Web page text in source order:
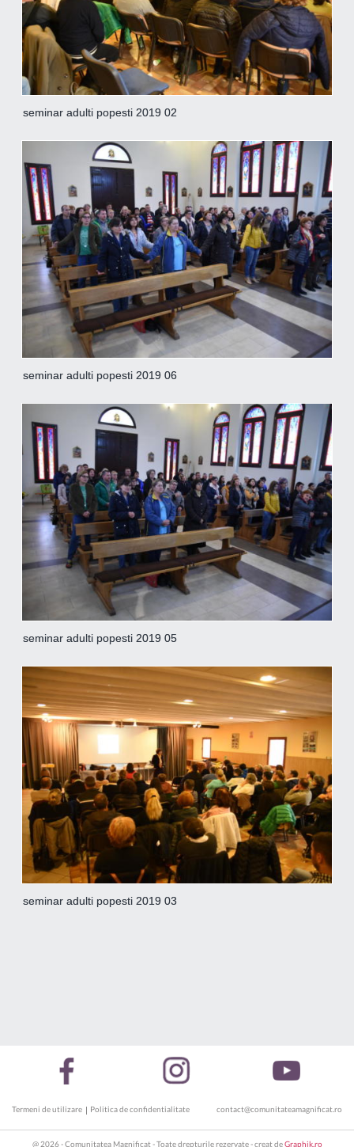
seminar adulti popesti 2019 02
seminar adulti popesti 2019 06
seminar adulti popesti 2019 05
seminar adulti popesti 2019 03
Termeni de utilizare Politica de confidentialitate contact@comunitateamagnificat.ro
@ 2026 - Comunitatea Magnificat - Toate drepturile rezervate - creat deGraphik.ro